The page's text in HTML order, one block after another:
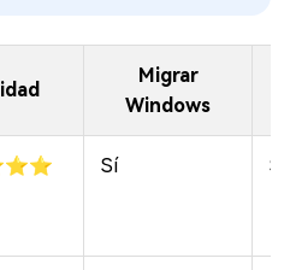
Migrar
Windows
Sí Sí